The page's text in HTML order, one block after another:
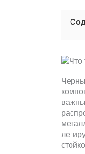
важны